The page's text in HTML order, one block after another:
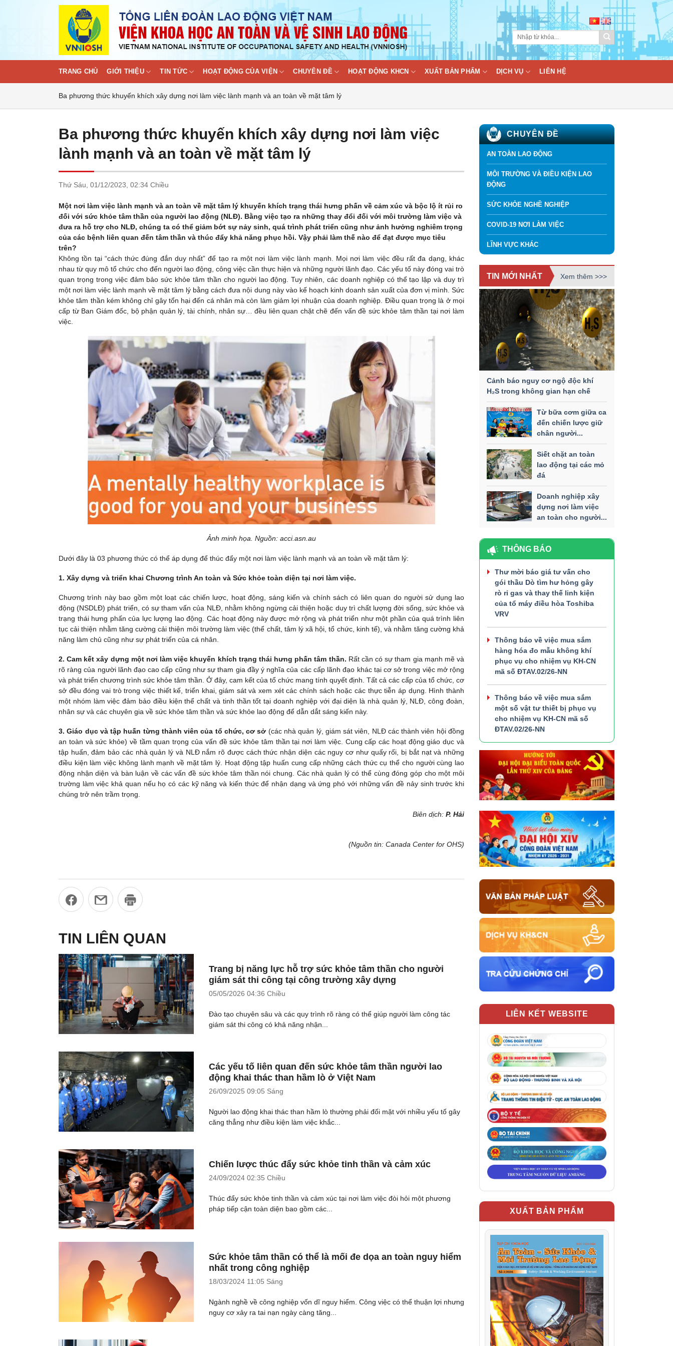
TRANG CHỦ GIỚI THIỆU TIN TỨC HOẠT ĐỘNG CỦA VIỆN CHUYÊN ĐỀ HOẠT ĐỘNG KHCN XUẤT BẢN PHẨM DỊCH VỤ LIÊN HỆ
Ba phương thức khuyến khích xây dựng nơi làm việc lành mạnh và an toàn về mặt tâm lý
Ba phương thức khuyến khích xây dựng nơi làm việc
lành mạnh và an toàn về mặt tâm lý
Thứ Sáu, 01/12/2023, 02:34 Chiều
Một nơi làm việc lành mạnh và an toàn về mặt tâm lý khuyến khích trạng thái hưng phấn về cảm xúc và bộc lộ ít rủi ro
đối với sức khỏe tâm thần của người lao động (NLĐ). Bằng việc tạo ra những thay đổi đối với môi trường làm việc và
đưa ra hỗ trợ cho NLĐ, chúng ta có thể giảm bớt sự nảy sinh, quá trình phát triển cũng như ảnh hưởng nghiêm trọng
của các bệnh liên quan đến tâm thần và thúc đẩy khả năng phục hồi. Vậy phải làm thế nào để đạt được mục tiêu
trên?
Không tồn tại “cách thức đúng đắn duy nhất” để tạo ra một nơi làm việc lành mạnh. Mọi nơi làm việc đều rất đa dạng, khác
nhau từ quy mô tổ chức cho đến người lao động, công việc cần thực hiện và những người lãnh đạo. Các yếu tố này đóng vai trò
quan trọng trong việc đảm bảo sức khỏe tâm thần cho người lao động. Tuy nhiên, các doanh nghiệp có thể tạo lập và duy trì
một nơi làm việc lành mạnh về mặt tâm lý bằng cách đưa nội dung này vào kế hoạch kinh doanh sản xuất của đơn vị mình. Sức
khỏe tâm thần kém không chỉ gây tổn hại đến cá nhân mà còn làm giảm lợi nhuận của doanh nghiệp. Điều quan trọng là ở mọi
cấp từ Ban Giám đốc, bộ phận quản lý, tài chính, nhân sự… đều liên quan chặt chẽ đến vấn đề sức khỏe tâm thần tại nơi làm
việc.
Ảnh minh họa. Nguồn: acci.asn.au
Dưới đây là 03 phương thức có thể áp dụng để thúc đẩy một nơi làm việc lành mạnh và an toàn về mặt tâm lý:
1. Xây dựng và triển khai Chương trình An toàn và Sức khỏe toàn diện tại nơi làm việc.
Chương trình này bao gồm một loạt các chiến lược, hoạt động, sáng kiến và chính sách có liên quan do người sử dụng lao
động (NSDLĐ) phát triển, có sự tham vấn của NLĐ, nhằm không ngừng cải thiện hoặc duy trì chất lượng đời sống, sức khỏe và
trạng thái hưng phấn của lực lượng lao động. Các hoạt động này được mở rộng và phát triển như một phần của quá trình liên
tục cải thiện nhằm tăng cường cải thiện môi trường làm việc (thể chất, tâm lý xã hội, tổ chức, kinh tế), và nhằm tăng cường khả
năng làm chủ cũng như sự phát triển của cá nhân.
2. Cam kết xây dựng một nơi làm việc khuyến khích trạng thái hưng phấn tâm thần. Rất cần có sự tham gia mạnh mẽ và
rõ ràng của người lãnh đạo cao cấp cũng như sự tham gia đầy ý nghĩa của các cấp lãnh đạo khác tại cơ sở trong việc mở rộng
và phát triển chương trình sức khỏe tâm thần. Ở đây, cam kết của tổ chức mang tính quyết định. Tất cả các cấp của tổ chức, cơ
sở đều đóng vai trò trong việc thiết kế, triển khai, giám sát và xem xét các chính sách hoặc các thực tiễn áp dụng. Hình thành
một nhóm làm việc đảm bảo điều kiện thể chất và tinh thần tốt tại doanh nghiệp với đại diện là nhà quản lý, NLĐ, công đoàn,
nhân sự và các chuyên gia về sức khỏe tâm thần và sức khỏe lao động để dẫn dắt sáng kiến này.
3. Giáo dục và tập huấn từng thành viên của tổ chức, cơ sở (các nhà quản lý, giám sát viên, NLĐ các thành viên hội đồng
an toàn và sức khỏe) về tầm quan trọng của vấn đề sức khỏe tâm thần tại nơi làm việc. Cung cấp các hoạt động giáo dục và
tập huấn, đảm bảo các nhà quản lý và NLĐ nắm rõ được cách thức nhận diện các nguy cơ như quấy rối, bị bắt nạt và những
điều kiện làm việc không lành mạnh về mặt tâm lý. Hoạt động tập huấn cung cấp những cách thức cụ thể cho người cùng lao
động nhận diện và bàn luận về các vấn đề sức khỏe tâm thần nói chung. Các nhà quản lý có thể cùng đóng góp cho một môi
trường làm việc khả quan nếu họ có các kỹ năng và kiến thức để nhận dạng và ứng phó với những vấn đề nảy sinh trước khi
chúng trở nên trầm trọng.
Biên dịch: P. Hải
(Nguồn tin: Canada Center for OHS)
TIN LIÊN QUAN
Trang bị năng lực hỗ trợ sức khỏe tâm thần cho người
giám sát thi công tại công trường xây dựng
05/05/2026 04:36 Chiều
Đào tạo chuyên sâu và các quy trình rõ ràng có thể giúp người làm công tác
giám sát thi công có khả năng nhận...
Các yếu tố liên quan đến sức khỏe tâm thần người lao
động khai thác than hầm lò ở Việt Nam
26/09/2025 09:05 Sáng
Người lao động khai thác than hầm lò thường phải đối mặt với nhiều yếu tố gây
căng thẳng như điều kiện làm việc khắc...
Chiến lược thúc đẩy sức khỏe tinh thần và cảm xúc
24/09/2024 02:35 Chiều
Thúc đẩy sức khỏe tinh thần và cảm xúc tại nơi làm việc đòi hỏi một phương
pháp tiếp cận toàn diện bao gồm các...
Sức khỏe tâm thần có thể là mối đe dọa an toàn nguy hiểm
nhất trong công nghiệp
18/03/2024 11:05 Sáng
Ngành nghề về công nghiệp vốn dĩ nguy hiểm. Công việc có thể thuận lợi nhưng
nguy cơ xảy ra tai nạn ngày càng tăng...
CHUYÊN ĐỀ
AN TOÀN LAO ĐỘNG
MÔI TRƯỜNG VÀ ĐIỀU KIỆN LAO
ĐỘNG
SỨC KHỎE NGHỀ NGHIỆP
COVID-19 NƠI LÀM VIỆC
LĨNH VỰC KHÁC
TIN MỚI NHẤT Xem thêm >>>
Cảnh báo nguy cơ ngộ độc khí
H₂S trong không gian hạn chế
Từ bữa cơm giữa ca
đến chiến lược giữ
chân người...
Siết chặt an toàn
lao động tại các mỏ
đá
Doanh nghiệp xây
dựng nơi làm việc
an toàn cho người...
THÔNG BÁO
Thư mời báo giá tư vấn cho
gói thầu Dò tìm hư hỏng gây
rò rỉ gas và thay thế linh kiện
của tổ máy điều hòa Toshiba
VRV
Thông báo về việc mua sắm
hàng hóa đo mẫu không khí
phục vụ cho nhiệm vụ KH-CN
mã số ĐTAV.02/26-NN
Thông báo về việc mua sắm
một số vật tư thiết bị phục vụ
cho nhiệm vụ KH-CN mã số
ĐTAV.02/26-NN
LIÊN KẾT WEBSITE
XUẤT BẢN PHẨM